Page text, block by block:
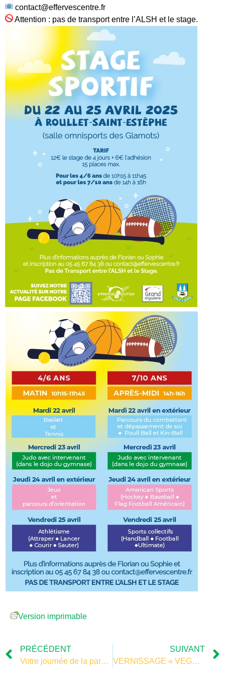
contact@effervescentre.fr
Attention : pas de transport entre l’ALSH et le stage.
Version imprimable
PRÉCÉDENT
Votre journée de la parentalité
SUIVANT
VERNISSAGE « VEGETA-TANGLES »